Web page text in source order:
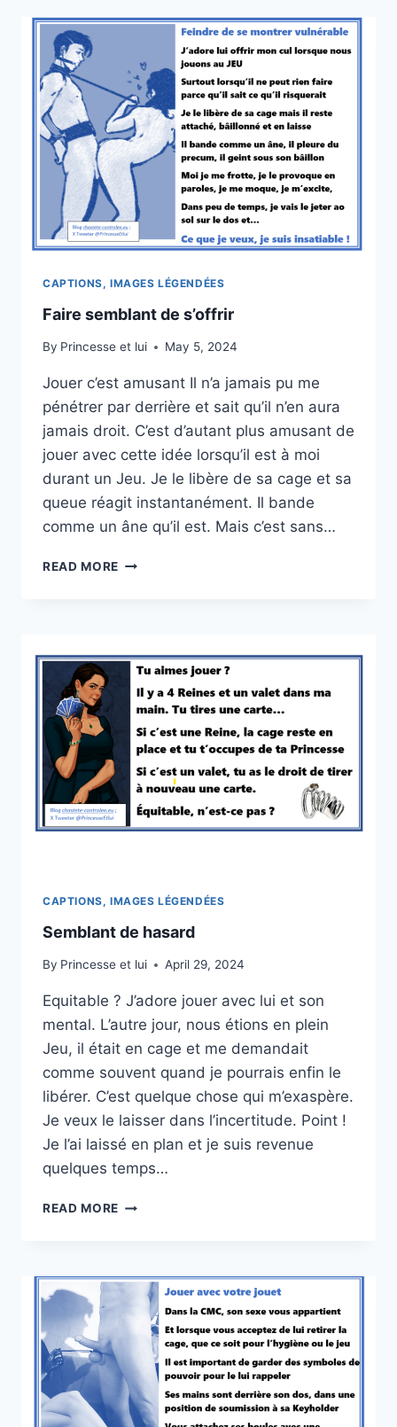
CAPTIONS, IMAGES LÉGENDÉES
Faire semblant de s’offrir
By Princesse et lui May 5, 2024
Jouer c’est amusant Il n’a jamais pu me
pénétrer par derrière et sait qu’il n’en aura
jamais droit. C’est d’autant plus amusant de
jouer avec cette idée lorsqu’il est à moi
durant un Jeu. Je le libère de sa cage et sa
queue réagit instantanément. Il bande
comme un âne qu’il est. Mais c’est sans…
READ MORE FAIRE
CAPTIONS, IMAGES LÉGENDÉES
Semblant de hasard
By Princesse et lui April 29, 2024
Equitable ? J’adore jouer avec lui et son
mental. L’autre jour, nous étions en plein
Jeu, il était en cage et me demandait
comme souvent quand je pourrais enfin le
libérer. C’est quelque chose qui m’exaspère.
Je veux le laisser dans l’incertitude. Point !
Je l’ai laissé en plan et je suis revenue
quelques temps…
READ MORE SEMBLANT